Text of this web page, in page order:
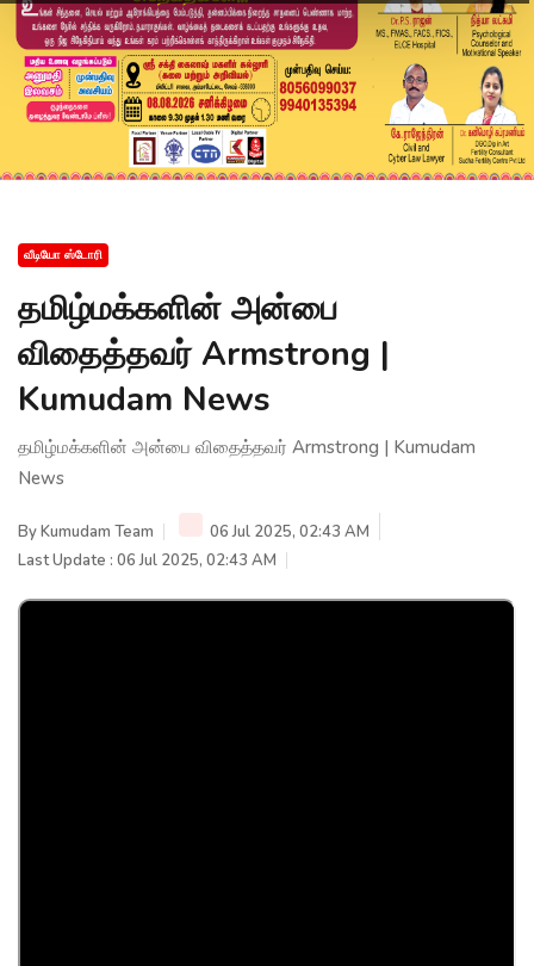
வீடியோ ஸ்டோரி
தமிழ்மக்களின் அன்பை
விதைத்தவர் Armstrong |
Kumudam News
தமிழ்மக்களின் அன்பை விதைத்தவர் Armstrong | Kumudam
News
ByKumudam Team
06 Jul 2025, 02:43 AM
Last Update : 06 Jul 2025, 02:43 AM